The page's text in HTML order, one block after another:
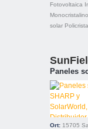
Fotovoltaica
Monocristalino
solar
Paneles
Ort: 15705